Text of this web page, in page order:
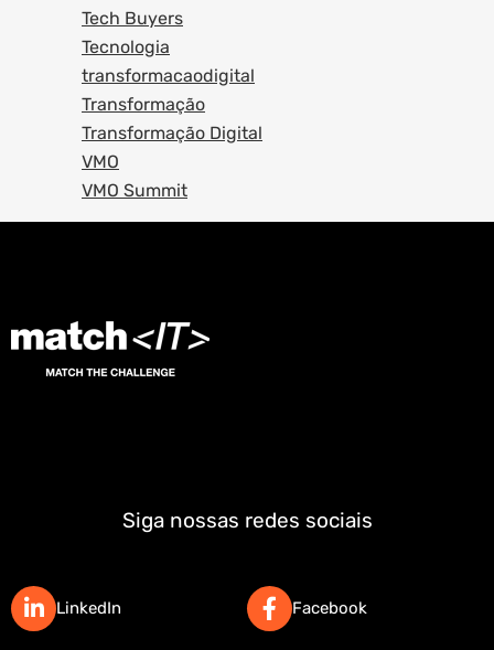
Tech Buyers
Tecnologia
transformacaodigital
Transformação
Transformação Digital
VMO
VMO Summit
Siga nossas redes sociais
LinkedIn Facebook